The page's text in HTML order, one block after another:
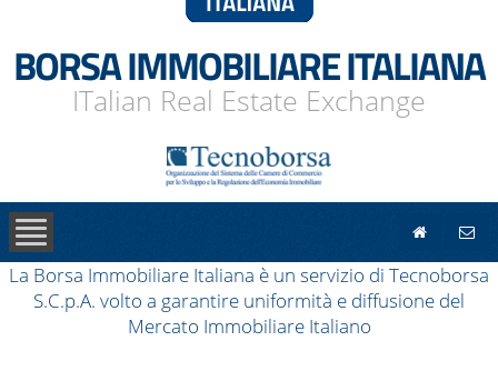
BORSA IMMOBILIARE ITALIANA
ITalian Real Estate Exchange
La Borsa Immobiliare Italiana è un servizio di Tecnoborsa
S.C.p.A. volto a garantire uniformità e diffusione del
Mercato Immobiliare Italiano